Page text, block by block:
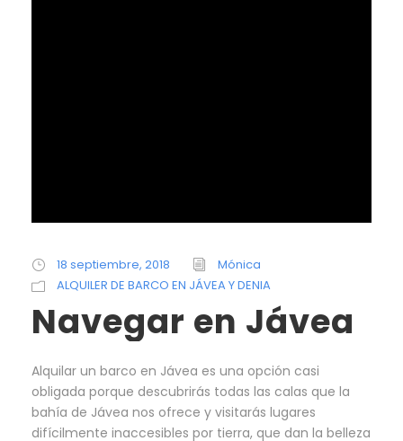
18 septiembre, 2018
Mónica
ALQUILER DE BARCO EN JÁVEA Y DENIA
Navegar en Jávea
Alquilar un barco en Jávea es una opción casi
obligada porque descubrirás todas las calas que la
bahía de Jávea nos ofrece y visitarás lugares
difícilmente inaccesibles por tierra, que dan la belleza